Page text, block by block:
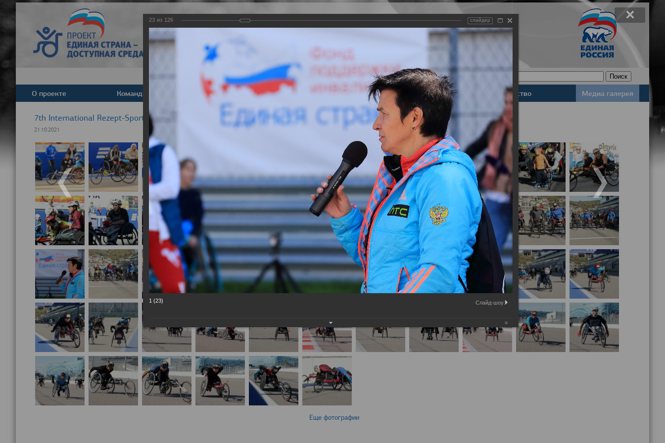
Задать вопрос
Версия для слабовидящих
О проекте Команда Новости Деятельность Базы данных Законодательство Медиа галерея
7th International Rezept-Sport Wheelchair Half Marathon
21.10.2021
Еще фотографии
23 из 126 слайдер
1 (23) Слайд-шоу: